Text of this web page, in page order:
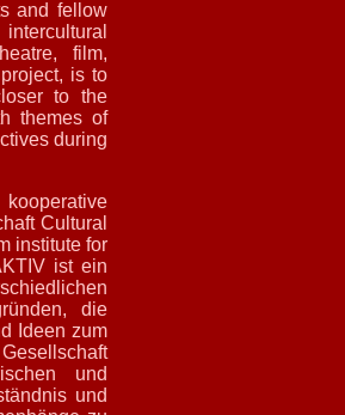
and fellow
film,
is to
to the
themes of
during
Cultural
institute for
ist ein
die
Ideen zum
und
und